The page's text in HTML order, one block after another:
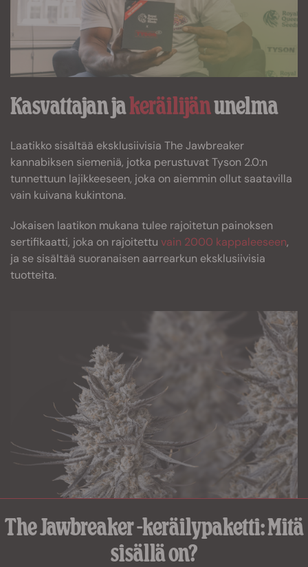
Kasvattajan jakeräilijänunelma
Laatikko sisältää eksklusiivisia The Jawbreaker
kannabiksen siemeniä, jotka perustuvat Tyson 2.0:n
tunnettuun lajikkeeseen, joka on aiemmin ollut saatavilla
vain kuivana kukintona.
Jokaisen laatikon mukana tulee rajoitetun painoksen
sertifikaatti, joka on rajoitettu vain 2000 kappaleeseen,
ja se sisältää suoranaisen aarrearkun eksklusiivisia
tuotteita.
The Jawbreaker -keräilypaketti: Mitä
sisällä on?